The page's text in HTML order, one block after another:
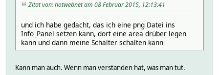
Zitat von: hotwebnet am 08 Februar 2015, 12:13:41
und ich habe gedacht, das ich eine png Datei ins
Info_Panel setzen kann, dort eine area drüber legen
kann und dann meine Schalter schalten kann
Kann man auch. Wenn man verstanden hat, was man tut.